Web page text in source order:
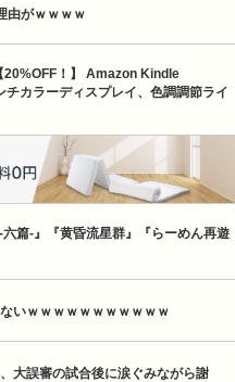
由がｗｗｗｗ
20%OFF！】 Amazon Kindle
カラーディスプレイ、色調調節ライ
篇-』『黄昏流星群』『らーめん再遊
いｗｗｗｗｗｗｗｗｗｗｗ
大誤審の試合後に涙ぐみながら謝